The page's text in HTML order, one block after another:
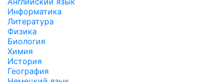
Информатика
Литература
Физика
Биология
Химия
История
География